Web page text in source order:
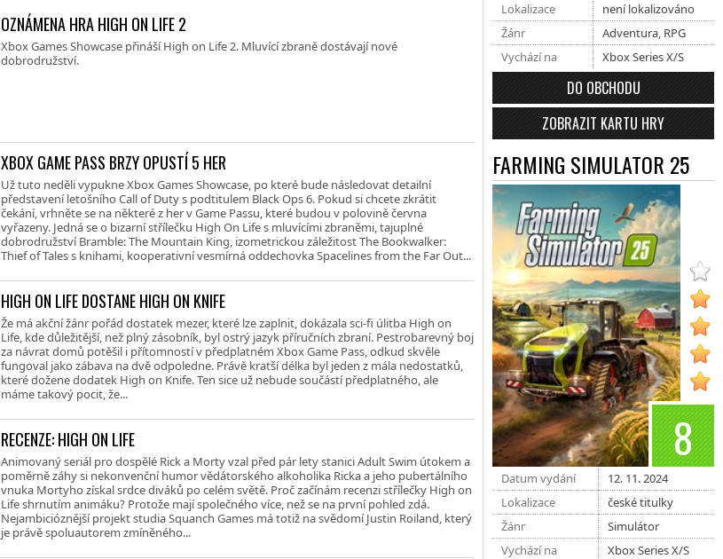
Lokalizace
není lokalizováno
Žánr
Adventura, RPG
Vychází na
Xbox Series X/S
DO OBCHODU
ZOBRAZIT KARTU HRY
FARMING SIMULATOR 25
8
Datum vydání
12. 11. 2024
Lokalizace
české titulky
Žánr
Simulátor
Vychází na
Xbox Series X/S
OZNÁMENA HRA HIGH ON LIFE 2
Xbox Games Showcase přináší High on Life 2. Mluvící zbraně dostávají nové
dobrodružství.
XBOX GAME PASS BRZY OPUSTÍ 5 HER
Už tuto neděli vypukne Xbox Games Showcase, po které bude následovat detailní
představení letošního Call of Duty s podtitulem Black Ops 6. Pokud si chcete zkrátit
čekání, vrhněte se na některé z her v Game Passu, které budou v polovině června
vyřazeny. Jedná se o bizarní střílečku High On Life s mluvícími zbraněmi, tajuplné
dobrodružství Bramble: The Mountain King, izometrickou záležitost The Bookwalker:
Thief of Tales s knihami, kooperativní vesmírná oddechovka Spacelines from the Far Out...
HIGH ON LIFE DOSTANE HIGH ON KNIFE
Že má akční žánr pořád dostatek mezer, které lze zaplnit, dokázala sci-fi úlitba High on
Life, kde důležitější, než plný zásobník, byl ostrý jazyk příručních zbraní. Pestrobarevný boj
za návrat domů potěšil i přítomností v předplatném Xbox Game Pass, odkud skvěle
fungoval jako zábava na dvě odpoledne. Právě kratší délka byl jeden z mála nedostatků,
které dožene dodatek High on Knife. Ten sice už nebude součástí předplatného, ale
máme takový pocit, že...
RECENZE: HIGH ON LIFE
Animovaný seriál pro dospělé Rick a Morty vzal před pár lety stanici Adult Swim útokem a
poměrně záhy si nekonvenční humor vědátorského alkoholika Ricka a jeho pubertálního
vnuka Mortyho získal srdce diváků po celém světě. Proč začínám recenzi střílečky High on
Life shrnutím animáku? Protože mají společného více, než se na první pohled zdá.
Nejambicióznější projekt studia Squanch Games má totiž na svědomí Justin Roiland, který
je právě spoluautorem zmíněného...